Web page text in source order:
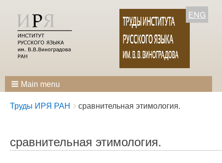
ENG
Main menu
Breadcrumbs
You
Труды ИРЯ РАН сравнительная этимология.
сравнительная этимология.